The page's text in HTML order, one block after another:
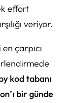
effort
veriyor.
çarpıcı
kod tabanı
bir günde